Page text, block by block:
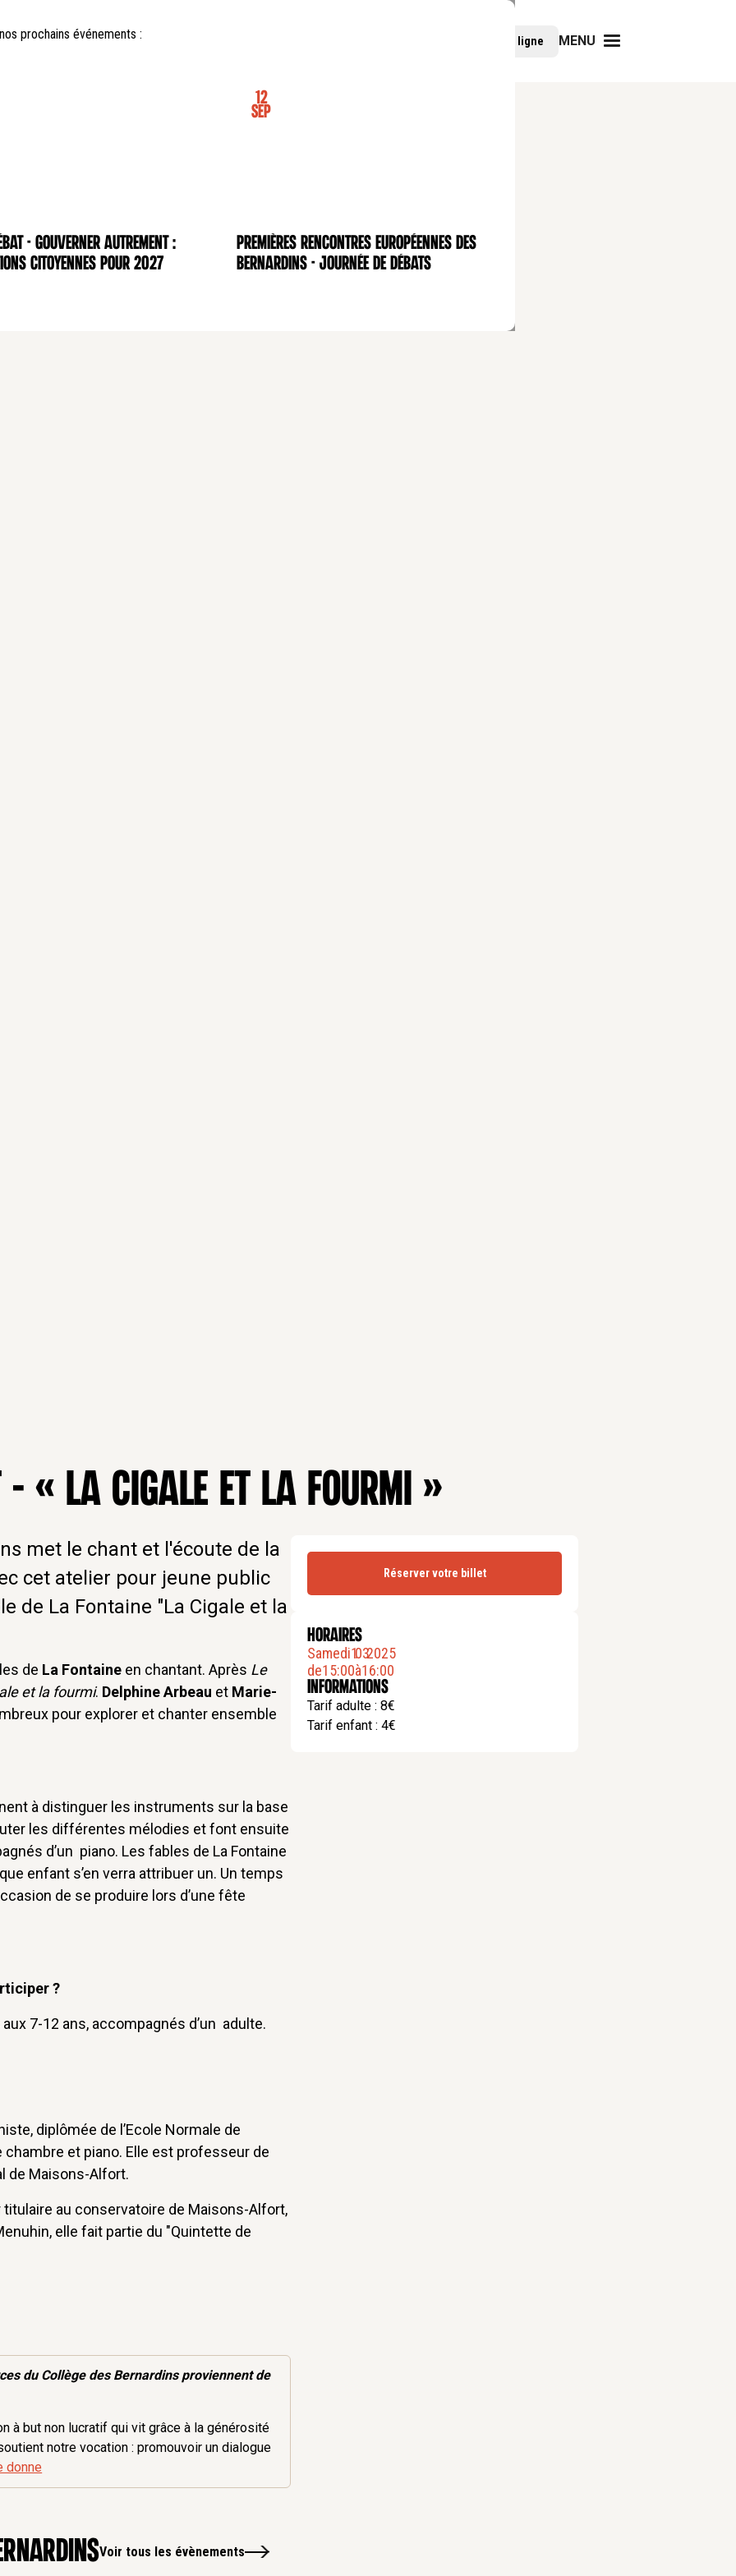
Cours en ligne MENU
prochains événements :
- Gouverner autrement :
citoyennes pour 2027
CONFÉRENCE
12
Sep
Premières rencontres européennes des
Bernardins - Journée de débats
– « LA CIGALE ET LA FOURMI »
met le chant et l'écoute de la
cet atelier pour jeune public
de La Fontaine "La Cigale et la
de La Fontaine en chantant. Après Le
et la fourmi. Delphine Arbeau et Marie-
pour explorer et chanter ensemble
à distinguer les instruments sur la base
les différentes mélodies et font ensuite
d’un piano. Les fables de La Fontaine
enfant s’en verra attribuer un. Un temps
de se produire lors d’une fête
?
7-12 ans, accompagnés d’un adulte.
diplômée de l’Ecole Normale de
et piano. Elle est professeur de
de Maisons-Alfort.
au conservatoire de Maisons-Alfort,
elle fait partie du "Quintette de
du Collège des Bernardins proviennent de
à but non lucratif qui vit grâce à la générosité
notre vocation : promouvoir un dialogue
donne
Réserver votre billet
HORAIRES
Samedi1.03.2025
de15:00à16:00
Informations
Tarif adulte : 8€
Tarif enfant : 4€
Voir tous les évènements